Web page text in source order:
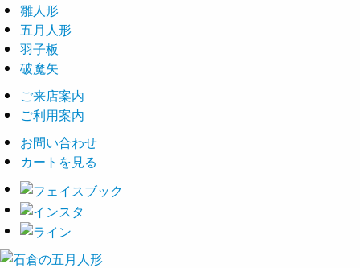
雛人形
五月人形
羽子板
破魔矢
ご来店案内
ご利用案内
お問い合わせ
カートを見る